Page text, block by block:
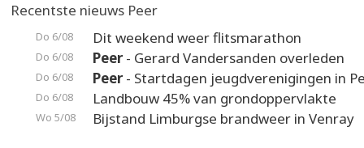
Recentste nieuws Peer
Do 6/08 Dit weekend weer flitsmarathon
Do 6/08 Peer- Gerard Vandersanden overleden
Do 6/08 Peer- Startdagen jeugdverenigingen in
Do 6/08 Landbouw 45% van grondoppervlakte
Wo 5/08 Bijstand Limburgse brandweer in Venray